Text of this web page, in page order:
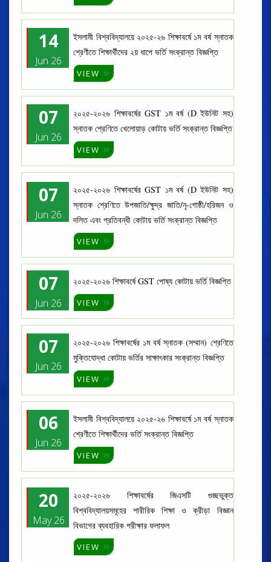
14
Jun 26
ইসলামী বিশ্ববিদ্যালয়ে ২০২৫-২৬ শিক্ষাবর্ষে ১ম বর্ষ স্নাতক
শ্রেণীতে শিক্ষার্থীদের ২য় ধাপে ভর্তি সংক্রান্ত বিজ্ঞপ্তি
VIEW
07
Jun 26
২০২৫-২০২৬ শিক্ষাবর্ষের GST ১ম বর্ষ (D ইউনিট সহ)
স্নাতক শ্রেণিতে খেলোয়াড় কোটায় ভর্তি সংক্রান্ত বিজ্ঞপ্তি
VIEW
07
Jun 26
২০২৫-২০২৬ শিক্ষাবর্ষের GST ১ম বর্ষ (D ইউনিট সহ)
স্নাতক শ্রেণিতে উপজাতি/ক্ষুদ্র জাতি/নৃ-গোষ্ঠী/হরিজন ও
দলিত এবং প্রতিবন্ধী কোটায় ভর্তি সংক্রান্ত বিজ্ঞপ্তি
VIEW
07
Jun 26
২০২৫-২০২৬ শিক্ষাবর্ষে GST পোষ্য কোটায় ভর্তি বিজ্ঞপ্তি
VIEW
07
Jun 26
২০২৫-২০২৬ শিক্ষাবর্ষের ১ম বর্ষ স্নাতক (সম্মান) শ্রেণিতে
মুক্তিযোদ্ধা কোটায় ভর্তির সাক্ষাৎকার সংক্রান্ত বিজ্ঞপ্তি
VIEW
06
Jun 26
ইসলামী বিশ্ববিদ্যালয়ে ২০২৫-২৬ শিক্ষাবর্ষে ১ম বর্ষ স্নাতক
শ্রেণীতে শিক্ষার্থীদের ভর্তি সংক্রান্ত বিজ্ঞপ্তি
VIEW
20
May 26
২০২৫-২০২৬ শিক্ষাবর্ষের জিএসটি গুচ্ছভুক্ত
বিশ্ববিদ্যালয়সমূহের শারীরিক শিক্ষা ও ক্রীড়া বিজ্ঞান
বিভাগের ব্যবহারিক পরীক্ষার ফলাফল
VIEW